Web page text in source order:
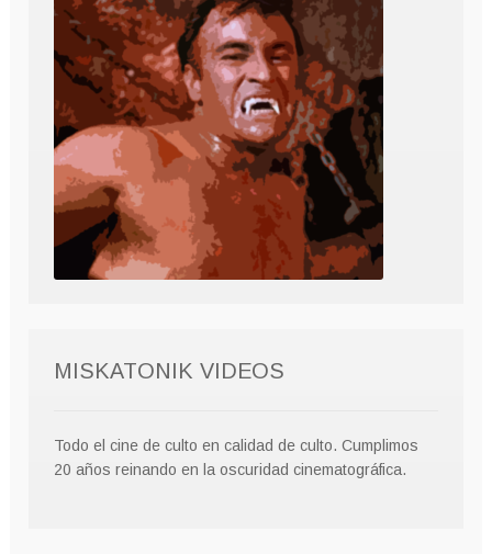
MISKATONIK VIDEOS
Todo el cine de culto en calidad de culto. Cumplimos
20 años reinando en la oscuridad cinematográfica.